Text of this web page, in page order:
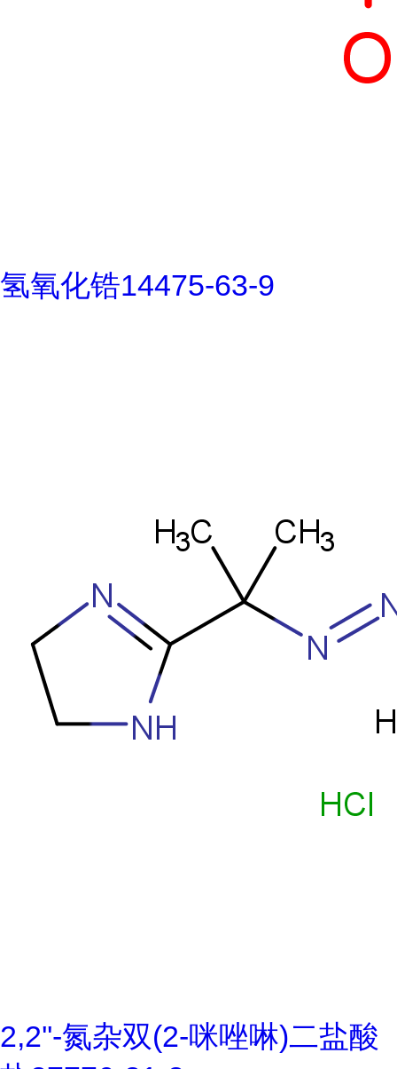
氢氧化锆14475-63-9
2,2''-氮杂双(2-咪唑啉)二盐酸